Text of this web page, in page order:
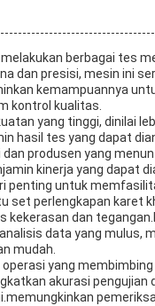
berbagai tes
dan presisi, mesin ini
kemampuannya
kontrol kualitas.
yang tinggi, dinilai
hasil tes yang dapat
produsen yang
kinerja yang dapat
penting untuk
set perlengkapan karet
kekerasan dan
data yang mulus,
mudah.
yang
akurasi pengujian